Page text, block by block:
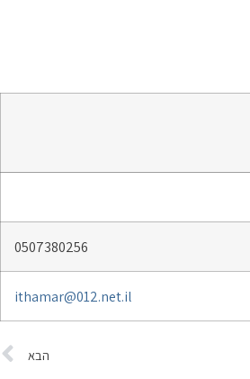
0507380256
ithamar@012.net.il
הבא